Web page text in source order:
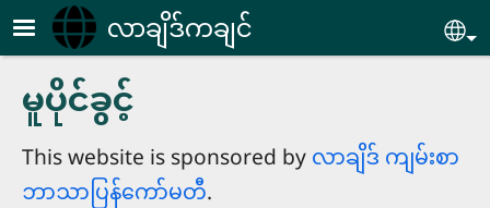
Skip to main content
လာချိဒ်ကချင်
မူပိုင်ခွင့်
This website is sponsored by လာချိဒ် ကျမ်းစာ
ဘာသာပြန်ကော်မတီ.